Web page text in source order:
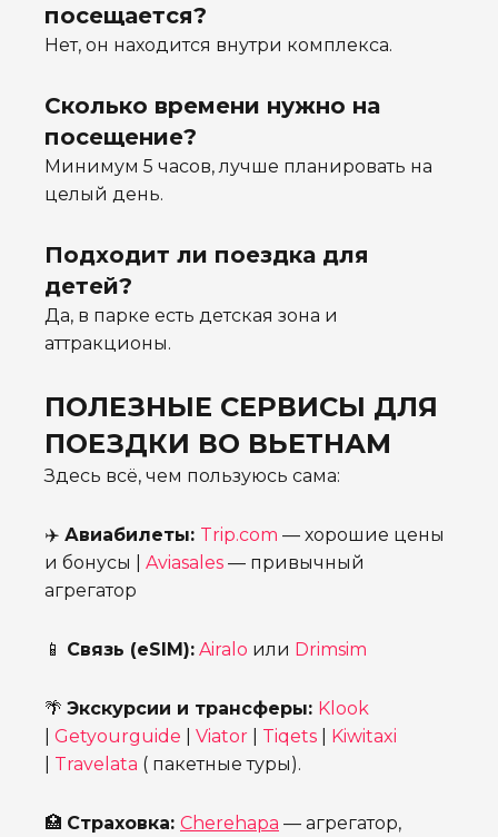
посещается?
Нет, он находится внутри комплекса.
Сколько времени нужно на
посещение?
Минимум 5 часов, лучше планировать на
целый день.
Подходит ли поездка для
детей?
Да, в парке есть детская зона и
аттракционы.
ПОЛЕЗНЫЕ СЕРВИСЫ ДЛЯ
ПОЕЗДКИ ВО ВЬЕТНАМ
Здесь всё, чем пользуюсь сама:
✈️ Авиабилеты: Trip.com — хорошие цены
и бонусы | Aviasales — привычный
агрегатор
📱 Связь (eSIM): Airalo или Drimsim
🌴 Экскурсии и трансферы: Klook
Getyourguide Viator Tiqets
Kiwitaxi
Travelata ( пакетные туры).
🏥 Страховка: Cherehapa — агрегатор,